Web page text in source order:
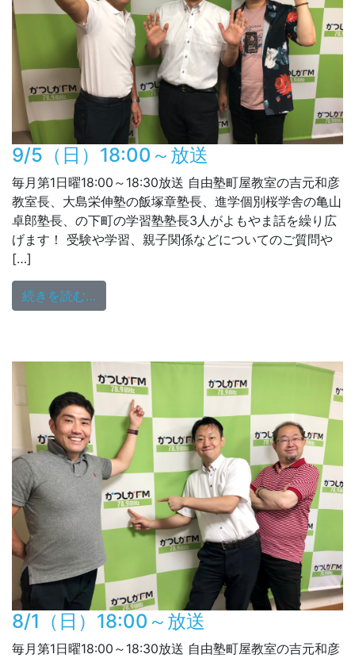
9/5（日）18:00～放送
毎月第1日曜18:00～18:30放送 自由塾町屋教室の吉元和彦
教室長、大島栄伸塾の飯塚章塾長、進学個別桜学舎の亀山
卓郎塾長、の下町の学習塾塾長3人がよもやま話を繰り広
げます！ 受験や学習、親子関係などについてのご質問や
[…]
続きを読む…
8/1（日）18:00～放送
毎月第1日曜18:00～18:30放送 自由塾町屋教室の吉元和彦